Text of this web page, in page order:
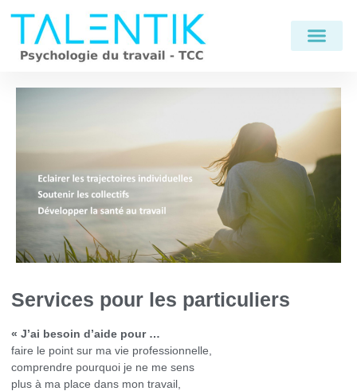
Services pour les particuliers
« J’ai besoin d’aide pour …
faire le point sur ma vie professionnelle,
comprendre pourquoi je ne me sens
plus à ma place dans mon travail,